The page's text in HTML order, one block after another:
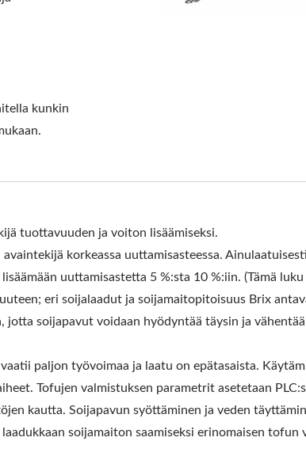
JA -LAITTEET,
TOFUA,
TOFUN
TOFUN
/
KONEEN JOHTAJA,
ON
kunkin
tuottavuuden ja voiton lisäämiseksi.
korkeassa uuttamisasteessa.
uuttamisastetta 5 %:sta 10 %:iin. (Tämä
eri soijalaadut ja soijamaitopitoisuus Brix
jotta soijapavut voidaan hyödyntää täysin ja
paljon työvoimaa ja laatu on epätasaista.
Tofujen valmistuksen parametrit asetetaan
kautta. Soijapavun syöttäminen ja veden
soijamaiton saamiseksi erinomaisen tofun